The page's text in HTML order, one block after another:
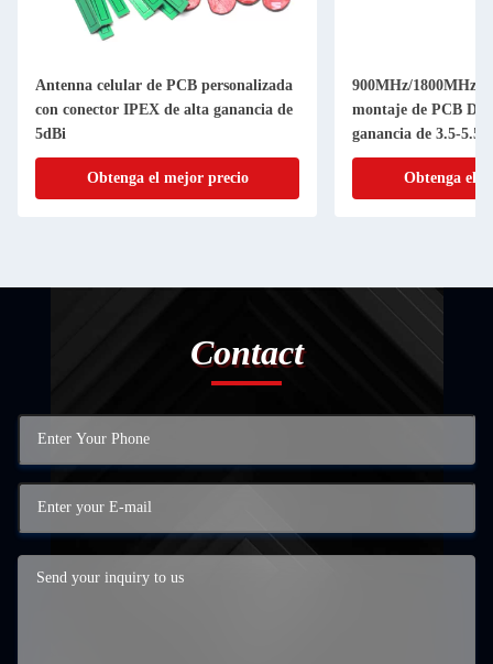
Antenna celular de PCB personalizada
con conector IPEX de alta ganancia de
5dBi
Obtenga el mejor precio
900MHz/1800MHz
montaje de PCB
ganancia de 3.5-
suministro
Obtenga el
Contact